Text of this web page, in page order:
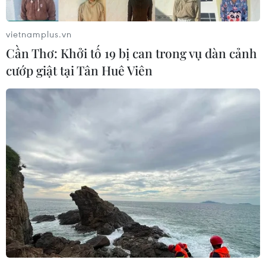
hướng tới những động lực tăng
trưởng mới
08/08/2026 03:29
Trung Quốc: E-Town Bắc Kinh
hướng tới trở thành trung tâm AI
toàn cầu năm 2030
Cần Thơ thúc đẩy hợp tác du lịch với
đối tác Hàn Quốc
07/08/2026 12:46
Hàn Quốc áp dụng ưu đãi thuế hỗ
vietnamplus.vn
Cần Thơ: Khởi tố 19 bị can trong vụ dàn cảnh
cướp giật tại Tân Huê Viên